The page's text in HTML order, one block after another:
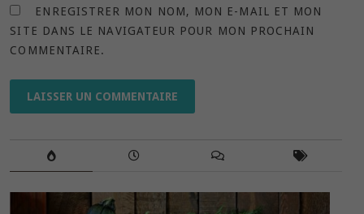
ENREGISTRER MON NOM, MON E-MAIL ET MON
SITE DANS LE NAVIGATEUR POUR MON PROCHAIN
COMMENTAIRE.